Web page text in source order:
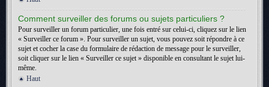
Comment surveiller des forums ou sujets particuliers ?
Pour surveiller un forum particulier, une fois entré sur celui-ci, cliquez sur le lien
« Surveiller ce forum ». Pour surveiller un sujet, vous pouvez soit répondre à ce
sujet et cocher la case du formulaire de rédaction de message pour le surveiller,
soit cliquer sur le lien « Surveiller ce sujet » disponible en consultant le sujet lui-
même.
Haut